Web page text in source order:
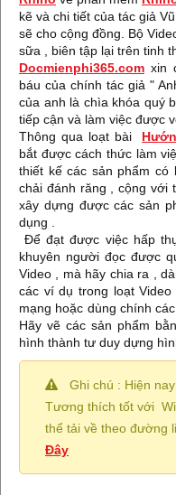
kẽ và chi tiết của tác giả
sẽ cho cộng đồng. Bộ
sữa , biên tập lại trên tinh
Docmienphi365.com xin
báu của chính tác giả "
của anh là chìa khóa quý
tiếp cận và làm việc được
Thông qua loạt bài
bắt được cách thức làm
thiết kế các sản phẩm có
chải đánh răng , cộng với
xây dựng được các sản
dụng .
Để đạt được việc hấp
khuyên người đọc được
Video , mà hãy chia ra ,
các ví dụ trong loạt
mạng hoặc dùng chính
Hãy vẽ các sản phẩm
hình thành tư duy dựng
Ghi chú : Hiện
Tương thích tốt với
thể tải về theo đường
Đây